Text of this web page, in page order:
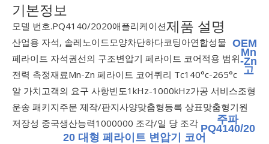
기본정보
모델 번호.PQ4140/2020애플리케이션
산업용 자석, 솔레노이드모양차단하다코팅아연합성물
페라이트 자석권선의 구조변압기 페라이트 코어적용 범위
전력 측정재료Mn-Zn 페라이트 코어퀴리 Tc140°c-265°c
알 가치고객의 요구 사항빈도1kHz-1000kHz가공 서비스조형
운송 패키지주문 제작/판지사양맞춤형등록 상표맞춤형기원
저장성 중국생산능력1000000 조각/일 당 조각
제품 설명
OEM
Mn
-Zn
고
주파
PQ4140/20
20 대형 페라이트 변압기 코어